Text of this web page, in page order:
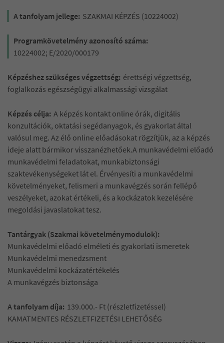
A tanfolyam jellege: SZAKMAI KÉPZÉS (10224002)
Programkövetelmény azonosító száma:
10224002; E/2020/000179
Képzéshez szükséges végzettség: érettségi végzettség,
foglalkozás egészségügyi alkalmassági vizsgálat
Képzés célja: A képzés kontakt online órák, digitális
konzultációk, oktatási segédanyagok, és gyakorlat által
valósul meg. Az élő online előadásokat rögzítjük, az a képzés
ideje alatt bármikor visszanézhetőek.A munkavédelmi előadó
munkavédelmi feladatokat, munkabiztonsági
szaktevékenységeket lát el. Érvényesíti a munkavédelmi
követelményeket, felismeri a munkavégzés során fellépő
veszélyeket, azokat értékeli, és a kockázatok kezelésére
megoldási javaslatokat tesz.
Tantárgyak (Szakmai követelménymodulok):
Munkavédelmi előadó elméleti és gyakorlati ismeretek
Munkavédelmi menedzsment
Munkavédelmi kockázatértékelés
A munkavégzés biztonsága
A tanfolyam díja: 139.000.- Ft (részletfizetéssel)
KAMATMENTES RÉSZLETFIZETÉSI LEHETŐSÉG